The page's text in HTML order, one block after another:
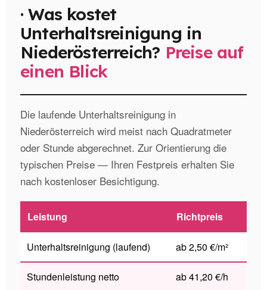
· Was kostet
Unterhaltsreinigung in
Niederösterreich? Preise auf
einen Blick
Die laufende Unterhaltsreinigung in
Niederösterreich wird meist nach Quadratmeter
oder Stunde abgerechnet. Zur Orientierung die
typischen Preise — Ihren Festpreis erhalten Sie
nach kostenloser Besichtigung.
Leistung Richtpreis
Unterhaltsreinigung (laufend) ab 2,50 €/m²
Stundenleistung netto ab 41,20 €/h